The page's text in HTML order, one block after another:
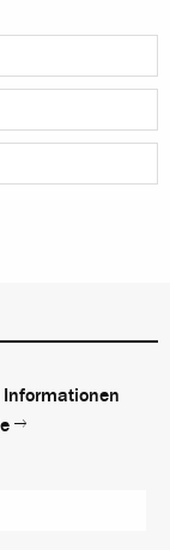
Informationen